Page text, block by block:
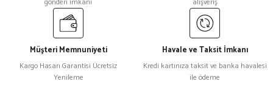
Müşteri Memnuniyeti
Kargo Hasarı Garantisi Ücretsiz
Yenileme
Havale ve Taksit İmkanı
Kredi kartınıza taksit ve banka havalesi
ile ödeme